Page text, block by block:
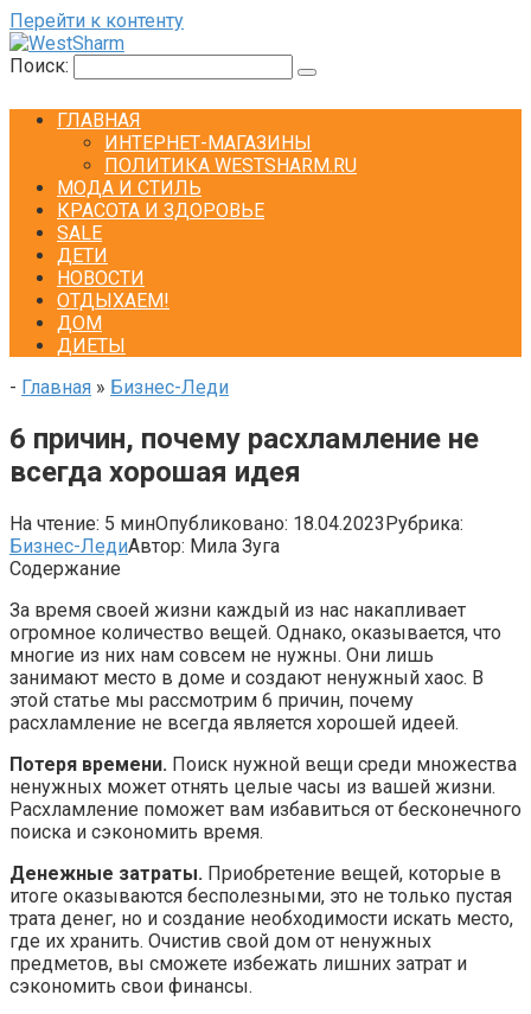
Перейти к контенту
Поиск:
ГЛАВНАЯ
ИНТЕРНЕТ-МАГАЗИНЫ
ПОЛИТИКА WESTSHARM.RU
МОДА И СТИЛЬ
КРАСОТА И ЗДОРОВЬЕ
SALE
ДЕТИ
НОВОСТИ
ОТДЫХАЕМ!
ДОМ
ДИЕТЫ
- Главная » Бизнес-Леди
6 причин, почему расхламление не
всегда хорошая идея
На чтение: 5 минОпубликовано: 18.04.2023Рубрика:
Бизнес-ЛедиАвтор: Мила Зуга
Содержание
За время своей жизни каждый из нас накапливает
огромное количество вещей. Однако, оказывается, что
многие из них нам совсем не нужны. Они лишь
занимают место в доме и создают ненужный хаос. В
этой статье мы рассмотрим 6 причин, почему
расхламление не всегда является хорошей идеей.
Потеря времени. Поиск нужной вещи среди множества
ненужных может отнять целые часы из вашей жизни.
Расхламление поможет вам избавиться от бесконечного
поиска и сэкономить время.
Денежные затраты. Приобретение вещей, которые в
итоге оказываются бесполезными, это не только пустая
трата денег, но и создание необходимости искать место,
где их хранить. Очистив свой дом от ненужных
предметов, вы сможете избежать лишних затрат и
сэкономить свои финансы.